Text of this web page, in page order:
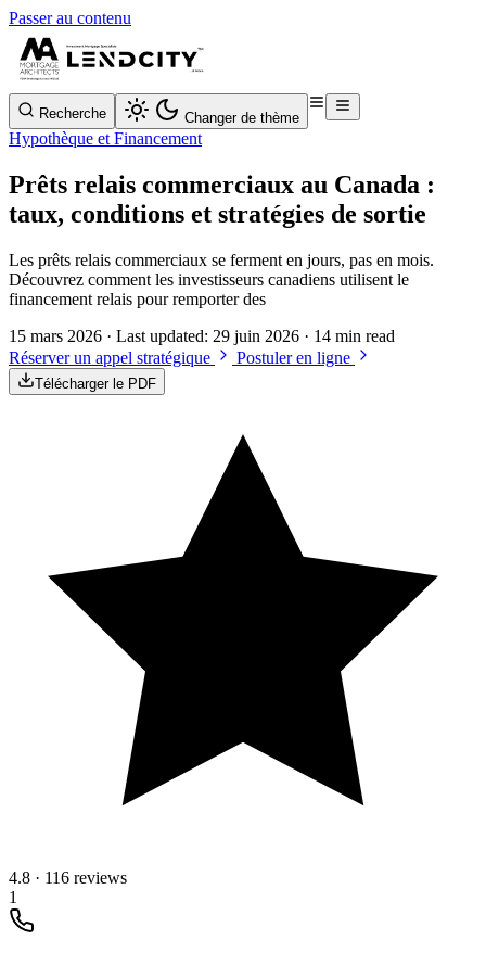
Passer au contenu
Recherche Changer de thème
Hypothèque et Financement
Prêts relais commerciaux au Canada :
taux, conditions et stratégies de sortie
Les prêts relais commerciaux se ferment en jours, pas en mois.
Découvrez comment les investisseurs canadiens utilisent le
financement relais pour remporter des
15 mars 2026 · Last updated: 29 juin 2026 · 14 min read
Réserver un appel stratégique
Postuler en ligne
Télécharger le PDF
4.8 · 116 reviews
1